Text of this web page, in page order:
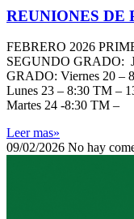
REUNIONES DE
FEBRERO 2026
SEGUNDO GRADO:
GRADO: Viernes 20 –
Lunes 23 – 8:30 TM –
Martes 24 -8:30 TM –
Leer mas»
09/02/2026 No hay